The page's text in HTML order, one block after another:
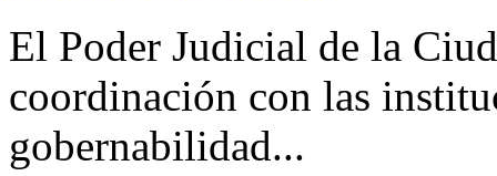
El Poder Judicial de la
coordinación con las
gobernabilidad...